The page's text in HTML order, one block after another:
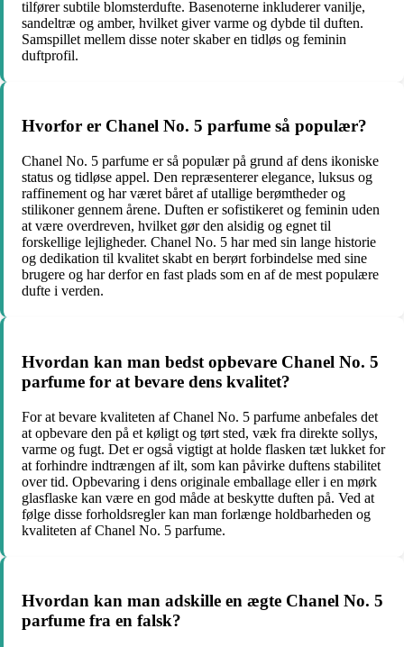
tilfører subtile blomsterdufte. Basenoterne inkluderer vanilje,
sandeltræ og amber, hvilket giver varme og dybde til duften.
Samspillet mellem disse noter skaber en tidløs og feminin
duftprofil.
Hvorfor er Chanel No. 5 parfume så populær?
Chanel No. 5 parfume er så populær på grund af dens ikoniske
status og tidløse appel. Den repræsenterer elegance, luksus og
raffinement og har været båret af utallige berømtheder og
stilikoner gennem årene. Duften er sofistikeret og feminin uden
at være overdreven, hvilket gør den alsidig og egnet til
forskellige lejligheder. Chanel No. 5 har med sin lange historie
og dedikation til kvalitet skabt en berørt forbindelse med sine
brugere og har derfor en fast plads som en af ​​de mest populære
dufte i verden.
Hvordan kan man bedst opbevare Chanel No. 5
parfume for at bevare dens kvalitet?
For at bevare kvaliteten af ​​Chanel No. 5 parfume anbefales det
at opbevare den på et køligt og tørt sted, væk fra direkte sollys,
varme og fugt. Det er også vigtigt at holde flasken tæt lukket for
at forhindre indtrængen af ​​ilt, som kan påvirke duftens stabilitet
over tid. Opbevaring i dens originale emballage eller i en mørk
glasflaske kan være en god måde at beskytte duften på. Ved at
følge disse forholdsregler kan man forlænge holdbarheden og
kvaliteten af ​​Chanel No. 5 parfume.
Hvordan kan man adskille en ægte Chanel No. 5
parfume fra en falsk?